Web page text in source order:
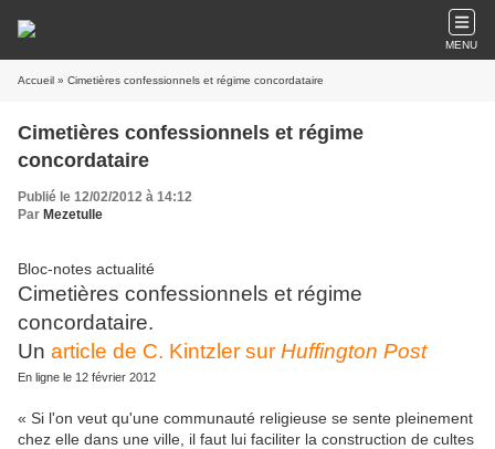
MENU
Accueil » Cimetières confessionnels et régime concordataire
Cimetières confessionnels et régime
concordataire
Publié le 12/02/2012 à 14:12
Par Mezetulle
Bloc-notes actualité
Cimetières confessionnels et régime
concordataire.
Un article de C. Kintzler sur Huffington Post
En ligne le 12 février 2012
« Si l'on veut qu'une communauté religieuse se sente pleinement
chez elle dans une ville, il faut lui faciliter la construction de cultes